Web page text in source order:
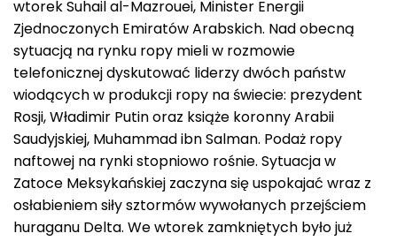
wtorek Suhail al-Mazrouei, Minister Energii
Zjednoczonych Emiratów Arabskich. Nad obecną
sytuacją na rynku ropy mieli w rozmowie
telefonicznej dyskutować liderzy dwóch państw
wiodących w produkcji ropy na świecie: prezydent
Rosji, Władimir Putin oraz książe koronny Arabii
Saudyjskiej, Muhammad ibn Salman. Podaż ropy
naftowej na rynki stopniowo rośnie. Sytuacja w
Zatoce Meksykańskiej zaczyna się uspokajać wraz z
osłabieniem siły sztormów wywołanych przejściem
huraganu Delta. We wtorek zamkniętych było już